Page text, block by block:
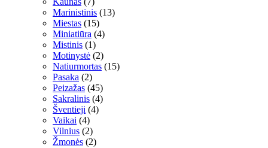
Marinistinis (13)
Miestas (15)
Miniatiūra (4)
Mistinis (1)
Motinystė (2)
Natiurmortas (15)
Pasaka (2)
Peizažas (45)
Sakralinis (4)
Šventieji (4)
Vaikai (4)
Vilnius (2)
Žmonės (2)